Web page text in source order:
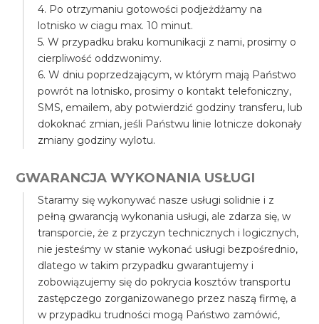
4. Po otrzymaniu gotowości podjeżdżamy na
lotnisko w ciagu max. 10 minut.
5. W przypadku braku komunikacji z nami, prosimy o
cierpliwość oddzwonimy.
6. W dniu poprzedzającym, w którym mają Państwo
powrót na lotnisko, prosimy o kontakt telefoniczny,
SMS, emailem, aby potwierdzić godziny transferu, lub
dokoknać zmian, jeśli Państwu linie lotnicze dokonały
zmiany godziny wylotu.
GWARANCJA WYKONANIA USŁUGI
Staramy się wykonywać nasze usługi solidnie i z
pełną gwarancją wykonania usługi, ale zdarza się, w
transporcie, że z przyczyn technicznych i logicznych,
nie jesteśmy w stanie wykonać usługi bezpośrednio,
dlatego w takim przypadku gwarantujemy i
zobowiązujemy się do pokrycia kosztów transportu
zastępczego zorganizowanego przez naszą firmę, a
w przypadku trudności mogą Państwo zamówić,